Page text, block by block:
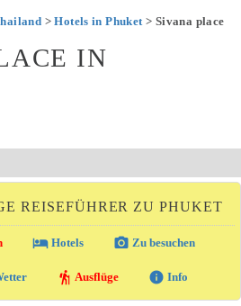
>Hotels in Phuket> Sivana place
IN
REISEFÜHRER ZU PHUKET
local_hotelHotels photo_camera Zu besuchen
hiking Ausflüge info Info